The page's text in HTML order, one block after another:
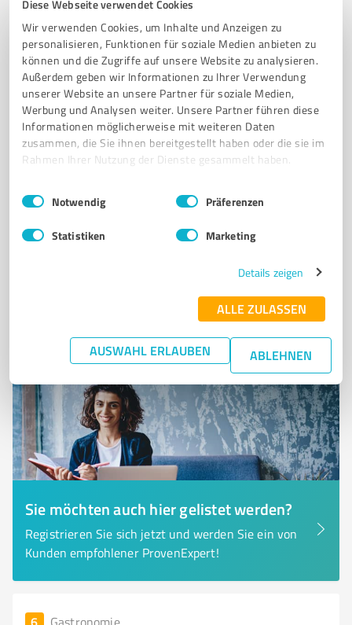
Diese Webseite verwendet Cookies
Wir verwenden Cookies, um Inhalte und Anzeigen zu
personalisieren, Funktionen für soziale Medien anbieten zu
können und die Zugriffe auf unsere Website zu analysieren.
Außerdem geben wir Informationen zu Ihrer Verwendung
unserer Website an unsere Partner für soziale Medien,
Werbung und Analysen weiter. Unsere Partner führen diese
Informationen möglicherweise mit weiteren Daten
zusammen, die Sie ihnen bereitgestellt haben oder die sie im
Rahmen Ihrer Nutzung der Dienste gesammelt haben.
Impressum Datenschutzbestimmungen
Einwilligungsauswahl
Notwendig Präferenzen
Statistiken Marketing
Details zeigen
ALLE ZULASSEN
AUSWAHL ERLAUBEN ABLEHNEN
5 Gastronomie
Heide-Bäckerei Meyer Bienenbüttel
(EDEKA-Markt)
Heide-Bäckerei Meyer Bienenbüttel – Handwerkliches
Brot und regionale Backwaren
Ladestraße 9, 29553 Bienenbüttel
www.baeckerei-meyer.de/
Sie möchten auch hier gelistet werden?
Registrieren Sie sich jetzt und werden Sie ein von
Kunden empfohlener ProvenExpert!